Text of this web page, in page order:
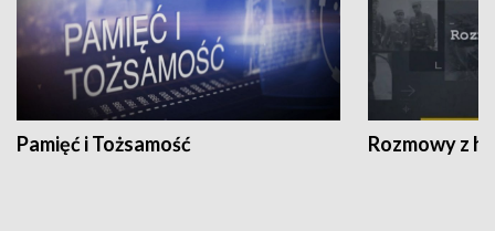
Pamięć i Tożsamość Rozmowy z